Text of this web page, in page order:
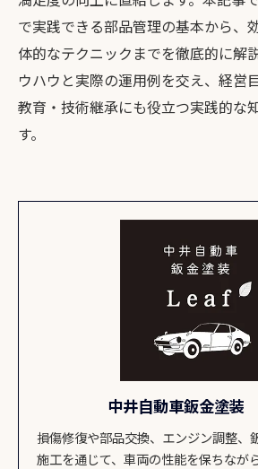
で実践できる部品管理の基本から、
体的なテクニックまでを徹底的に解
ウハウと実際の運用例を交え、経営
教育・技術継承にも役立つ実践的な
す。
中井自動車鈑金塗
損傷修復や部品交換、エンジン調整、
施工を通じて、車両の性能を保ちなが